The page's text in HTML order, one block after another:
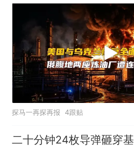
探马一再探再报 4跟贴
二十分钟24枚导弹砸穿基